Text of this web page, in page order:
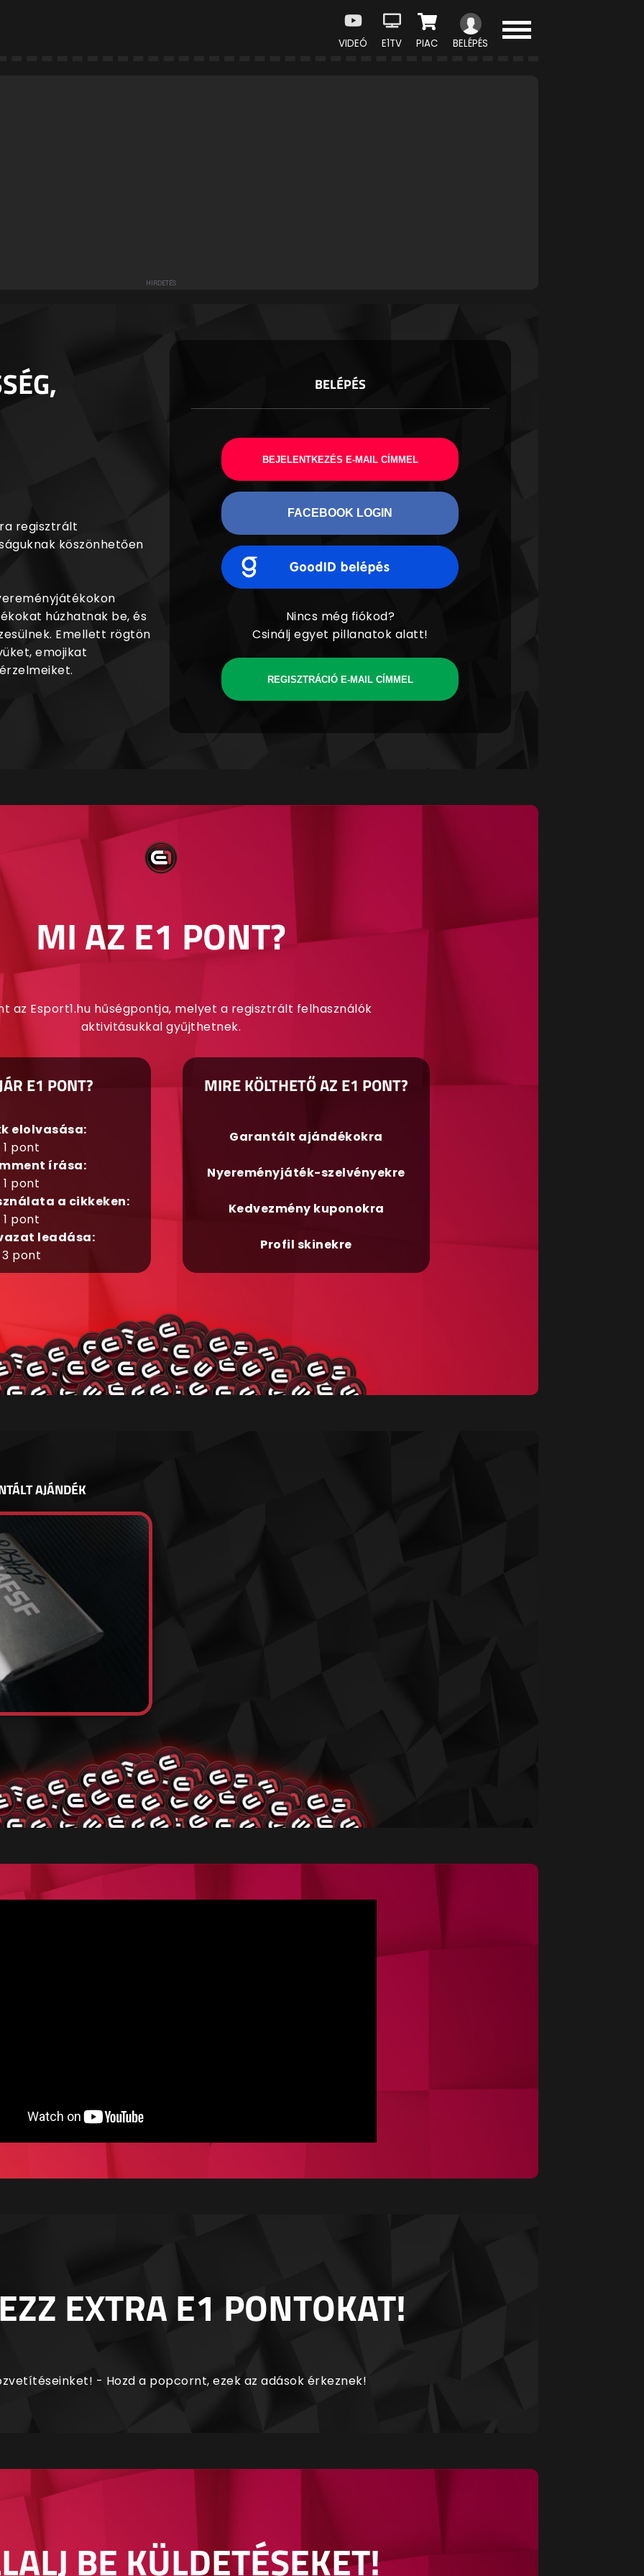
VIDEÓ E1TV PIAC BELÉPÉS
regisztrált
köszönhetően
húzhatnak be, és
Emellett rögtön
emojikat
BELÉPÉS
BEJELENTKEZÉS E-MAIL CÍMMEL
FACEBOOK LOGIN
Nincs még fiókod?
Csinálj egyet pillanatok alatt!
REGISZTRÁCIÓ E-MAIL CÍMMEL
MI AZ E1 PONT?
az Esport1.hu hűségpontja, melyet a regisztrált felhasználók
aktivitásukkal gyűjthetnek.
E1 PONT?
elolvasása:
1 pont
írása:
1 pont
a cikkeken:
1 pont
leadása:
3 pont
MIRE KÖLTHETŐ AZ E1 PONT?
Garantált ajándékokra
Nyereményjáték-szelvényekre
Kedvezmény kuponokra
Profil skinekre
AJÁNDÉK
EXTRA E1 PONTOKAT!
- Hozd a popcornt, ezek az adások érkeznek!
BE KÜLDETÉSEKET!